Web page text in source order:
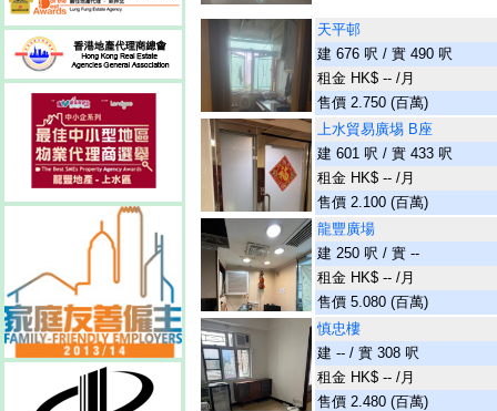
天平邨
建 676 呎 / 實 490 呎
租金 HK$ -- /月
售價 2.750 (百萬)
上水貿易廣埸 B座
建 601 呎 / 實 433 呎
租金 HK$ -- /月
售價 2.100 (百萬)
龍豐廣場
建 250 呎 / 實 --
租金 HK$ -- /月
售價 5.080 (百萬)
慎忠樓
建 -- / 實 308 呎
租金 HK$ -- /月
售價 2.480 (百萬)